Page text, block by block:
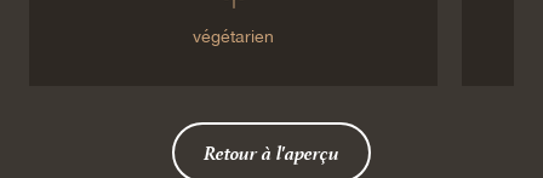
végétarien
Retour à l'aperçu